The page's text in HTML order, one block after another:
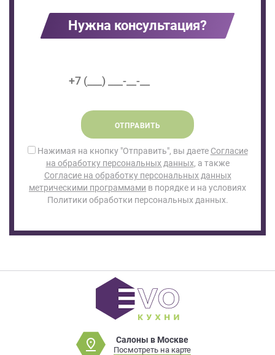
Нужна консультация?
ОТПРАВИТЬ
Нажимая на кнопку "Отправить", вы даете Согласие
на обработку персональных данных, а также
Согласие на обработку персональных данных
метрическими программами в порядке и на условиях
Политики обработки персональных данных.
Салоны в Москве
Посмотреть на карте